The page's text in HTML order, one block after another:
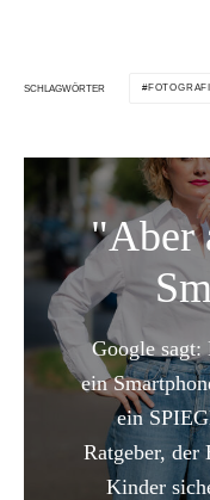
SCHLAGWÖRTER
"Aber
Google sagt:
ein
ein
Ratgeber, der
Kinder